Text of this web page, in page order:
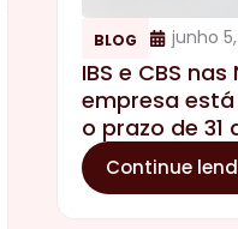
BLOG junho
IBS e CBS
empresa
o prazo de 31
Continue